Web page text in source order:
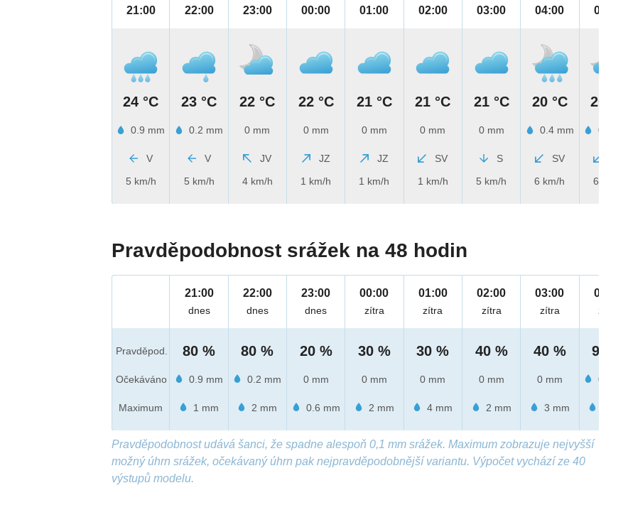
21:00
24 °C
0.9 mm
V
5 km/h
22:00
23 °C
0.2 mm
V
5 km/h
23:00
22 °C
0 mm
JV
4 km/h
00:00
22 °C
0 mm
JZ
1 km/h
01:00
21 °C
0 mm
JZ
1 km/h
02:00
21 °C
0 mm
SV
1 km/h
03:00
21 °C
0 mm
S
5 km/h
04:00
20 °C
0.4 mm
SV
6 km/h
05:00
20 °C
0.2 mm
6 km/h
Pravděpodobnost srážek na 48 hodin
Pravděpod.
Očekáváno
Maximum
21:00
dnes
80 %
0.9 mm
1 mm
22:00
dnes
80 %
0.2 mm
2 mm
23:00
dnes
20 %
0 mm
0.6 mm
00:00
zítra
30 %
0 mm
2 mm
01:00
zítra
30 %
0 mm
4 mm
02:00
zítra
40 %
0 mm
2 mm
03:00
zítra
40 %
0 mm
3 mm
04:00
zítra
90 %
0.4 mm
Pravděpodobnost udává šanci, že spadne alespoň 0,1 mm srážek. Maximum zobrazuje nejvyšší
možný úhrn srážek, očekávaný úhrn pak nejpravděpodobnější variantu. Výpočet vychází ze 40
výstupů modelu.